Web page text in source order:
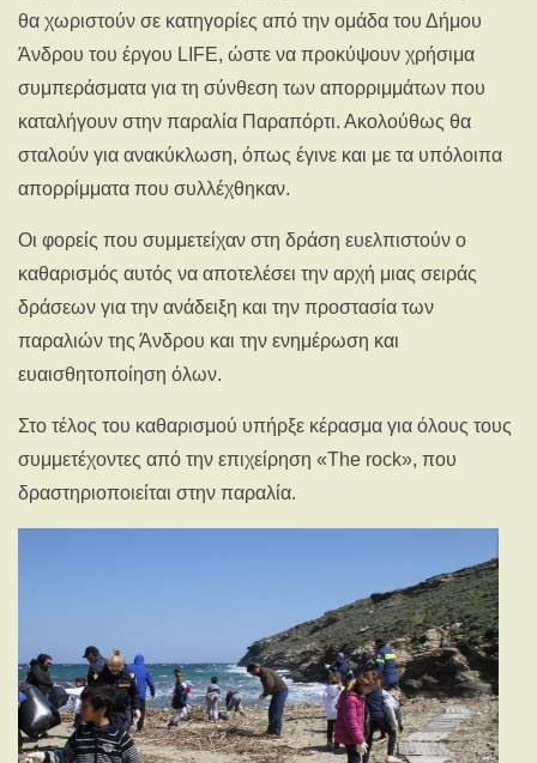
θα χωριστούν σε κατηγορίες από την ομάδα του Δήμου
Άνδρου του έργου LIFE, ώστε να προκύψουν χρήσιμα
συμπεράσματα για τη σύνθεση των απορριμμάτων που
καταλήγουν στην παραλία Παραπόρτι. Ακολούθως θα
σταλούν για ανακύκλωση, όπως έγινε και με τα υπόλοιπα
απορρίμματα που συλλέχθηκαν.
Οι φορείς που συμμετείχαν στη δράση ευελπιστούν ο
καθαρισμός αυτός να αποτελέσει την αρχή μιας σειράς
δράσεων για την ανάδειξη και την προστασία των
παραλιών της Άνδρου και την ενημέρωση και
ευαισθητοποίηση όλων.
Στο τέλος του καθαρισμού υπήρξε κέρασμα για όλους τους
συμμετέχοντες από την επιχείρηση «The rock», που
δραστηριοποιείται στην παραλία.